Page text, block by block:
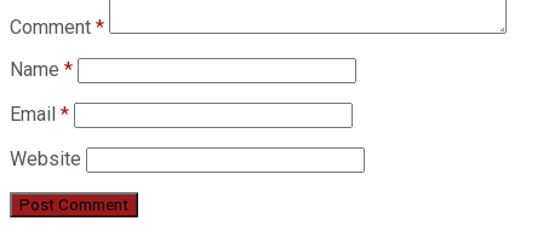
Comment *
Name *
Email *
Website